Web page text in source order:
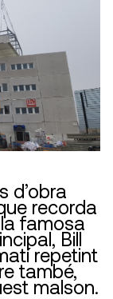
d’obra
recorda
famosa
Bill
repetint
també,
malson.